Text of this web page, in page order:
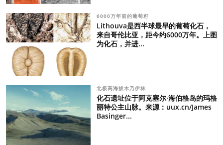
6000万年前的葡萄籽
Lithouva是西半球最早的葡萄化石，
来自哥伦比亚，距今约6000万年。上图
为化石，并进...
北极高海拔木乃伊林
化石遗址位于阿克塞尔·海伯格岛的玛格
丽特公主山脉。来源：uux.cn/James
Basinger...